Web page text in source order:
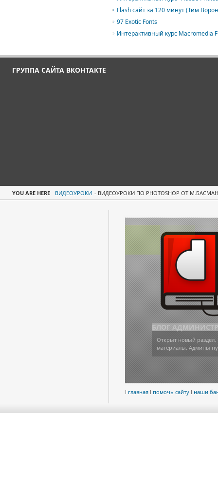
Flash сайт за 120 минут (Тим
97 Exotic Fonts
Интерактивный курс Macromedia
ГРУППА САЙТА ВКОНТАКТЕ
YOU ARE HERE ВИДЕОУРОКИ - ВИДЕОУРОКИ ПО PHOTOSHOP ОТ
БЛОГ
Открыт новый раздел,
материалы. Админы
l главная l помочь сайту l наши